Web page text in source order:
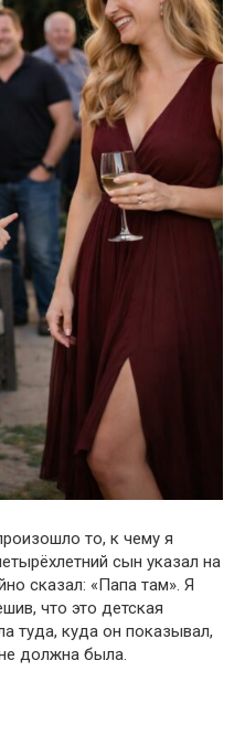
то, к чему я
сын указал на
сказал: «Папа там». Я
что это детская
туда, куда он показывал,
должна была.